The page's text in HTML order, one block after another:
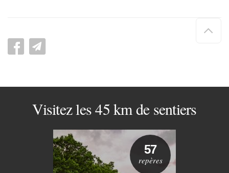
de
Visitez les 45 km de sentiers
57
repères